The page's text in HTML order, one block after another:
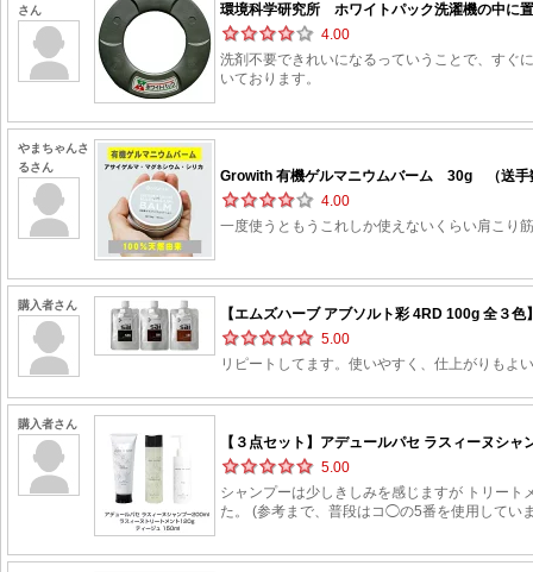
さん
環境科学研究所 ホワイトパック洗濯機の中に
4.00
洗剤不要できれいになるっていうことで、すぐ
いております。
やまちゃんさ
るさん
Growith 有機ゲルマニウムバーム 30g （送
4.00
一度使うともうこれしか使えないくらい肩こり
購入者さん
【エムズハーブ アブソルト彩 4RD 100g 全３
5.00
リピートしてます。使いやすく、仕上がりもよ
購入者さん
【３点セット】アデュールパセ ラスィーヌシ
5.00
シャンプーは少しきしみを感じますが トリー
た。 (参考まで、普段はコ◯の5番を使用してい